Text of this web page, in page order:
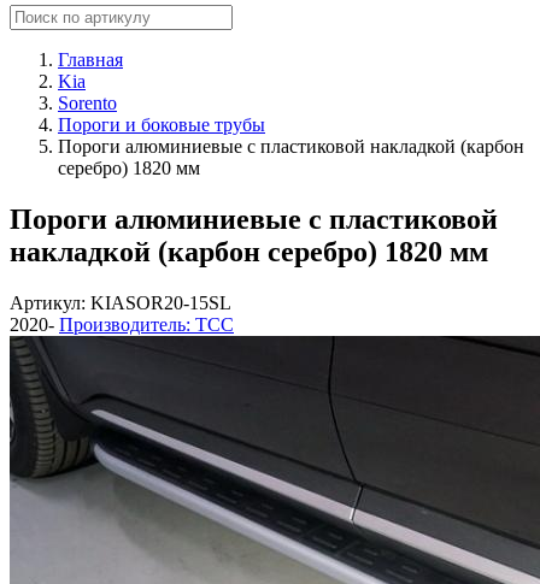
Главная
Kia
Sorento
Пороги и боковые трубы
Пороги алюминиевые с пластиковой накладкой (карбон
серебро) 1820 мм
Пороги алюминиевые с пластиковой
накладкой (карбон серебро) 1820 мм
Артикул: KIASOR20-15SL
2020- Производитель: ТСС